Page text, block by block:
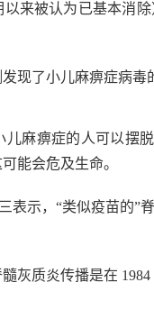
来被认为已基本消
现了小儿麻痹症病毒
儿麻痹症的人可以摆
能会危及生命。
表示，“类似疫苗的”
灰质炎传播是在